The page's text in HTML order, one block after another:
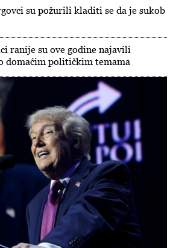
su požurili kladiti se da je sukob
ranije su ove godine najavili
domaćim političkim temama